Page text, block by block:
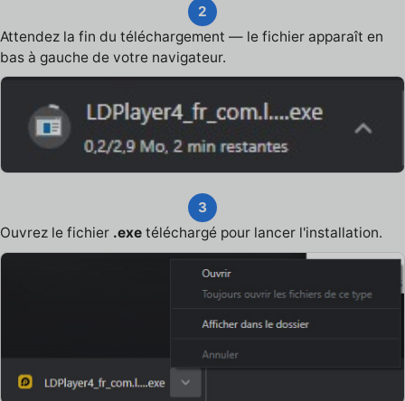
2
Attendez la fin du téléchargement — le fichier apparaît en
bas à gauche de votre navigateur.
3
Ouvrez le fichier .exe téléchargé pour lancer l'installation.